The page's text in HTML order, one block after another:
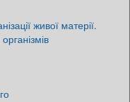
живої матерії.